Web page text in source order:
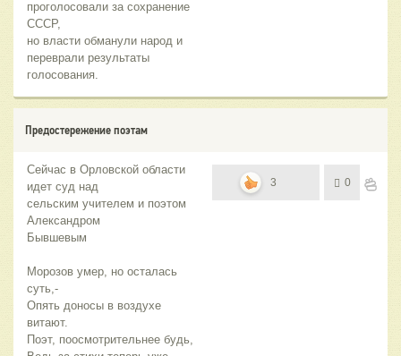
проголосовали за сохранение
СССР,
но власти обманули народ и
переврали результаты
голосования.
Предостережение поэтам
Сейчас в Орловской области
идет суд над
сельским учителем и поэтом
Александром
Бывшевым
Морозов умер, но осталась
суть,-
Опять доносы в воздухе
витают.
Поэт, поосмотрительнее будь,
3 0